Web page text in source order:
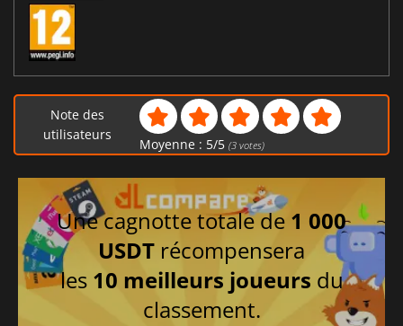
Note des
utilisateurs
Moyenne : 5/5 (3votes)
Une cagnotte totale de 1 000
USDT récompensera
les 10 meilleurs joueurs du
classement.